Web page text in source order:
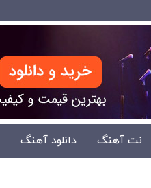
نت آهنگ دانلود آهنگ